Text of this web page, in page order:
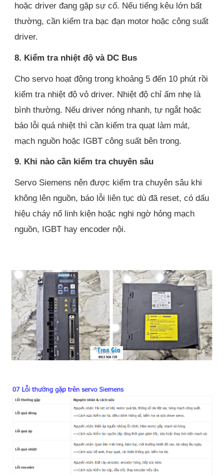
hoặc driver đang gặp sự cố. Nếu tiếng kêu lớn bất
thường, cần kiểm tra bạc đạn motor hoặc công suất
driver.
8. Kiểm tra nhiệt độ và DC Bus
Cho servo hoạt động trong khoảng 5 đến 10 phút rồi
kiểm tra nhiệt độ vỏ driver. Nhiệt độ chỉ ấm nhẹ là
bình thường. Nếu driver nóng nhanh, tự ngắt hoặc
báo lỗi quá nhiệt thì cần kiểm tra quạt làm mát,
mạch nguồn hoặc IGBT công suất bên trong.
9. Khi nào cần kiểm tra chuyên sâu
Servo Siemens nên được kiểm tra chuyên sâu khi
không lên nguồn, báo lỗi liên tục dù đã reset, có dấu
hiệu cháy nổ linh kiện hoặc nghi ngờ hỏng mạch
nguồn, IGBT hay encoder nội.